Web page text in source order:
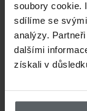
soubory cookie.
sdílíme se
analýzy.
dalšími
získali v